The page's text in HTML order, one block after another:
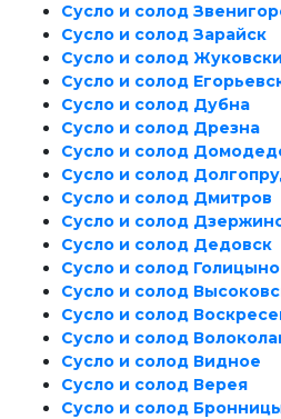
Сусло и солод
Сусло и солод Зарайск
Сусло и солод
Сусло и солод
Сусло и солод Дубна
Сусло и солод Дрезна
Сусло и солод
Сусло и солод
Сусло и солод Дмитров
Сусло и солод
Сусло и солод Дедовск
Сусло и солод Голицыно
Сусло и солод
Сусло и солод
Сусло и солод
Сусло и солод Видное
Сусло и солод Верея
Сусло и солод